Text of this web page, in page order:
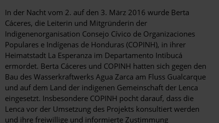
In der Nacht vom 2. auf den 3. März 2016 wurde Berta
Cáceres, die Leiterin und Mitgründerin der
Indigenenorganisation Consejo Cívico de Organizaciones
Populares e Indígenas de Honduras (COPINH), in ihrer
Heimatstadt La Esperanza im Departamento Intibucá
ermordet. Berta Cáceres und COPINH hatten sich gegen den
Bau des Wasserkraftwerks Agua Zarca am Fluss Gualcarque
und auf dem Land der indigenen Gemeinschaft der Lenca
eingesetzt. Insbesondere COPINH pocht darauf, dass die
Lenca vor der Umsetzung des Projekts konsultiert werden
und ihre freiwillige und informierte Zustimmung